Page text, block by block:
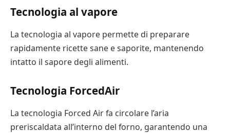
Tecnologia al vapore
La tecnologia al vapore permette di preparare
rapidamente ricette sane e saporite, mantenendo
intatto il sapore degli alimenti.
Tecnologia ForcedAir
La tecnologia Forced Air fa circolare l’aria
preriscaldata all’interno del forno, garantendo una